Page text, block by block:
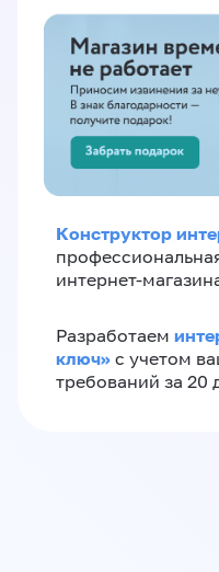
Конструктор
интернет-
Разработаем
ключ»‎ с учетом
требований за 20